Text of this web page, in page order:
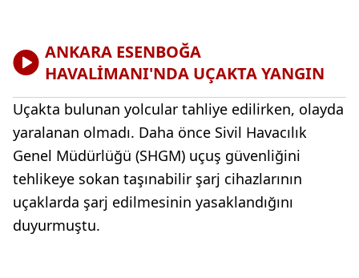
ANKARA ESENBOĞA
HAVALİMANI'NDA UÇAKTA YANGIN
Uçakta bulunan yolcular tahliye edilirken, olayda
yaralanan olmadı. Daha önce Sivil Havacılık
Genel Müdürlüğü (SHGM) uçuş güvenliğini
tehlikeye sokan taşınabilir şarj cihazlarının
uçaklarda şarj edilmesinin yasaklandığını
duyurmuştu.